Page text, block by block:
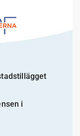
i